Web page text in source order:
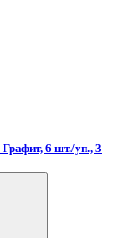
Графит, 6 шт./уп., 3